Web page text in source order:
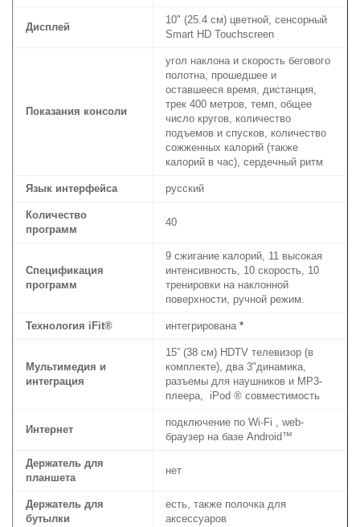
Дисплей
10" (25.4 см) цветной, сенсорный
Smart HD Touchscreen
Показания консоли
угол наклона и скорость бегового
полотна, прошедшее и
оставшееся время, дистанция,
трек 400 метров, темп, общее
число кругов, количество
подъемов и спусков, количество
сожженных калорий (также
калорий в час), сердечный ритм
Язык интерфейса руccкий
Количество
программ
40
Спецификация
программ
9 сжигание калорий, 11 высокая
интенсивность, 10 скорость, 10
тренировки на наклонной
поверхности, ручной режим.
Технология iFit® интегрирована*
Мультимедия и
интеграция
15” (38 см) HDTV телевизор (в
комплекте), два 3"динамика,
разъемы для наушников и МР3-
плеера, iPod ® совместимость
Интернет
подключение по Wi-Fi , web-
браузер на базе Android™
Держатель для
планшета
нет
Держатель для
бутылки
есть, также полочка для
аксессуаров